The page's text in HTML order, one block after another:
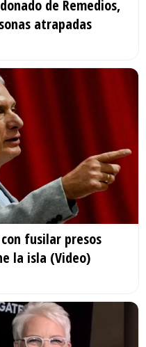
de Remedios,
atrapadas
fusilar presos
la isla (Video)